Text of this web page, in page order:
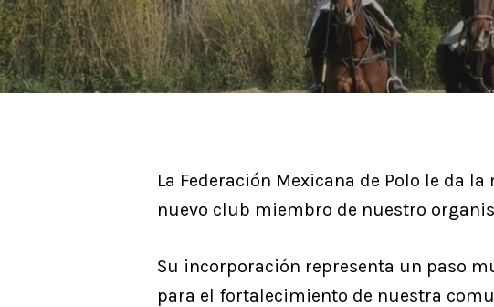
La Federación Mexicana de Polo le da
nuevo club miembro de nuestro
Su incorporación representa un paso
para el fortalecimiento de nuestra